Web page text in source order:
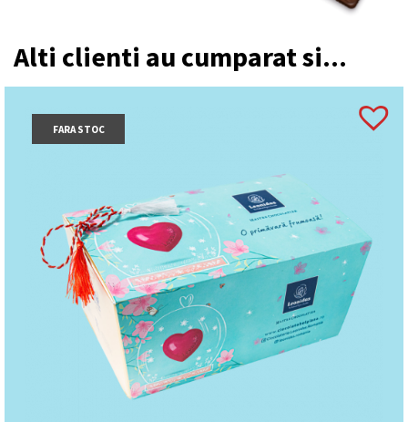
Alti clienti au cumparat si...
FARA STOC